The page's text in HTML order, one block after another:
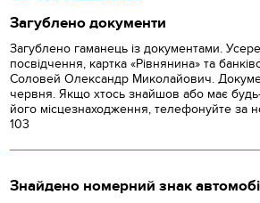
Загублено документи
Загублено гаманець із документами.
посвідчення, картка «Рівнянина» та
Соловей Олександр Миколайович.
червня. Якщо хтось знайшов або має
його місцезнаходження, телефонуйте за
103
Знайдено номерний знак